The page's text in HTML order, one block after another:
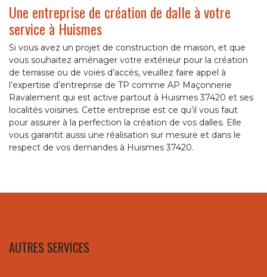
Une entreprise de création de dalle à votre
service à Huismes
Si vous avez un projet de construction de maison, et que
vous souhaitez aménager votre extérieur pour la création
de terrasse ou de voies d’accès, veuillez faire appel à
l’expertise d’entreprise de TP comme AP Maçonnerie
Ravalement qui est active partout à Huismes 37420 et ses
localités voisines. Cette entreprise est ce qu’il vous faut
pour assurer à la perfection la création de vos dalles. Elle
vous garantit aussi une réalisation sur mesure et dans le
respect de vos demandes à Huismes 37420.
AUTRES SERVICES